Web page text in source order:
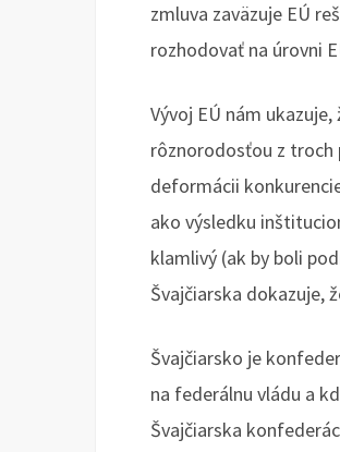
zmluva zaväzuje EÚ
rozhodovať na úrovni
Vývoj EÚ nám
rôznorodosťou z troch
deformácii
ako výsledku
klamlivý (ak by boli
Švajčiarska dokazuje,
Švajčiarsko je
na federálnu vládu a
Švajčiarska